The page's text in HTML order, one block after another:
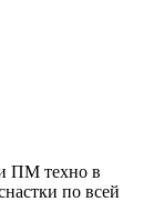
ПМ техно в
по всей